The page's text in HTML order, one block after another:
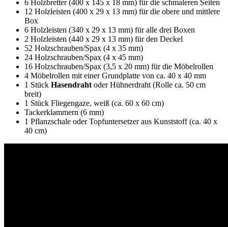
6 Holzbretter (400 x 145 x 18 mm) für die schmaleren Seiten
12 Holzleisten (400 x 29 x 13 mm) für die obere und mittlere
Box
6 Holzleisten (340 x 29 x 13 mm) für alle drei Boxen
2 Holzleisten (440 x 29 x 13 mm) für den Deckel
52 Holzschrauben/Spax (4 x 35 mm)
24 Holzschrauben/Spax (4 x 45 mm)
16 Holzschrauben/Spax (3,5 x 20 mm) für die Möbelrollen
4 Möbelrollen mit einer Grundplatte von ca. 40 x 40 mm
1 Stück Hasendraht oder Hühnerdraht (Rolle ca. 50 cm
breit)
1 Stück Fliegengaze, weiß (ca. 60 x 60 cm)
Tackerklammern (6 mm)
1 Pflanzschale oder Topfuntersetzer aus Kunststoff (ca. 40 x
40 cm)